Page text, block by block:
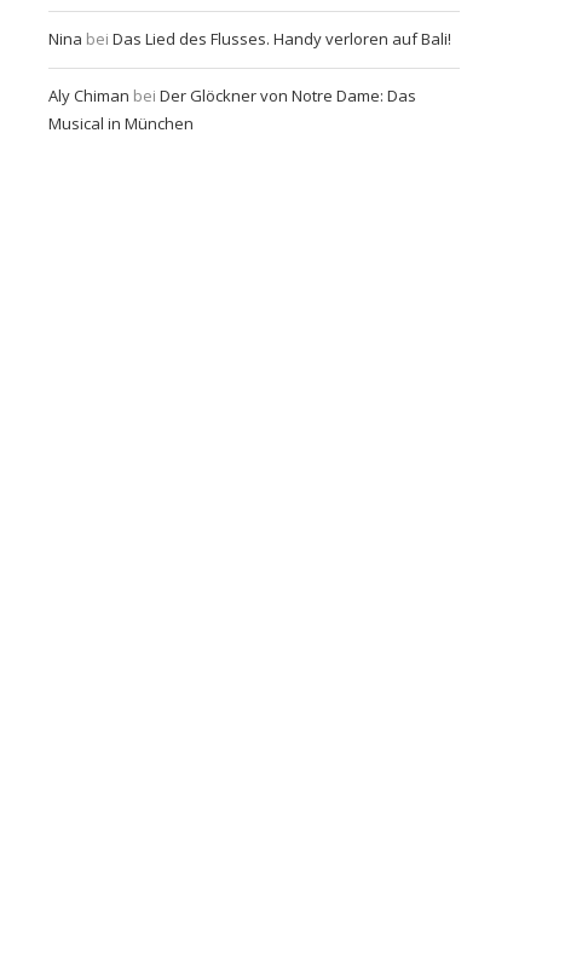
Nina bei Das Lied des Flusses. Handy verloren auf Bali!
Aly Chiman bei Der Glöckner von Notre Dame: Das
Musical in München